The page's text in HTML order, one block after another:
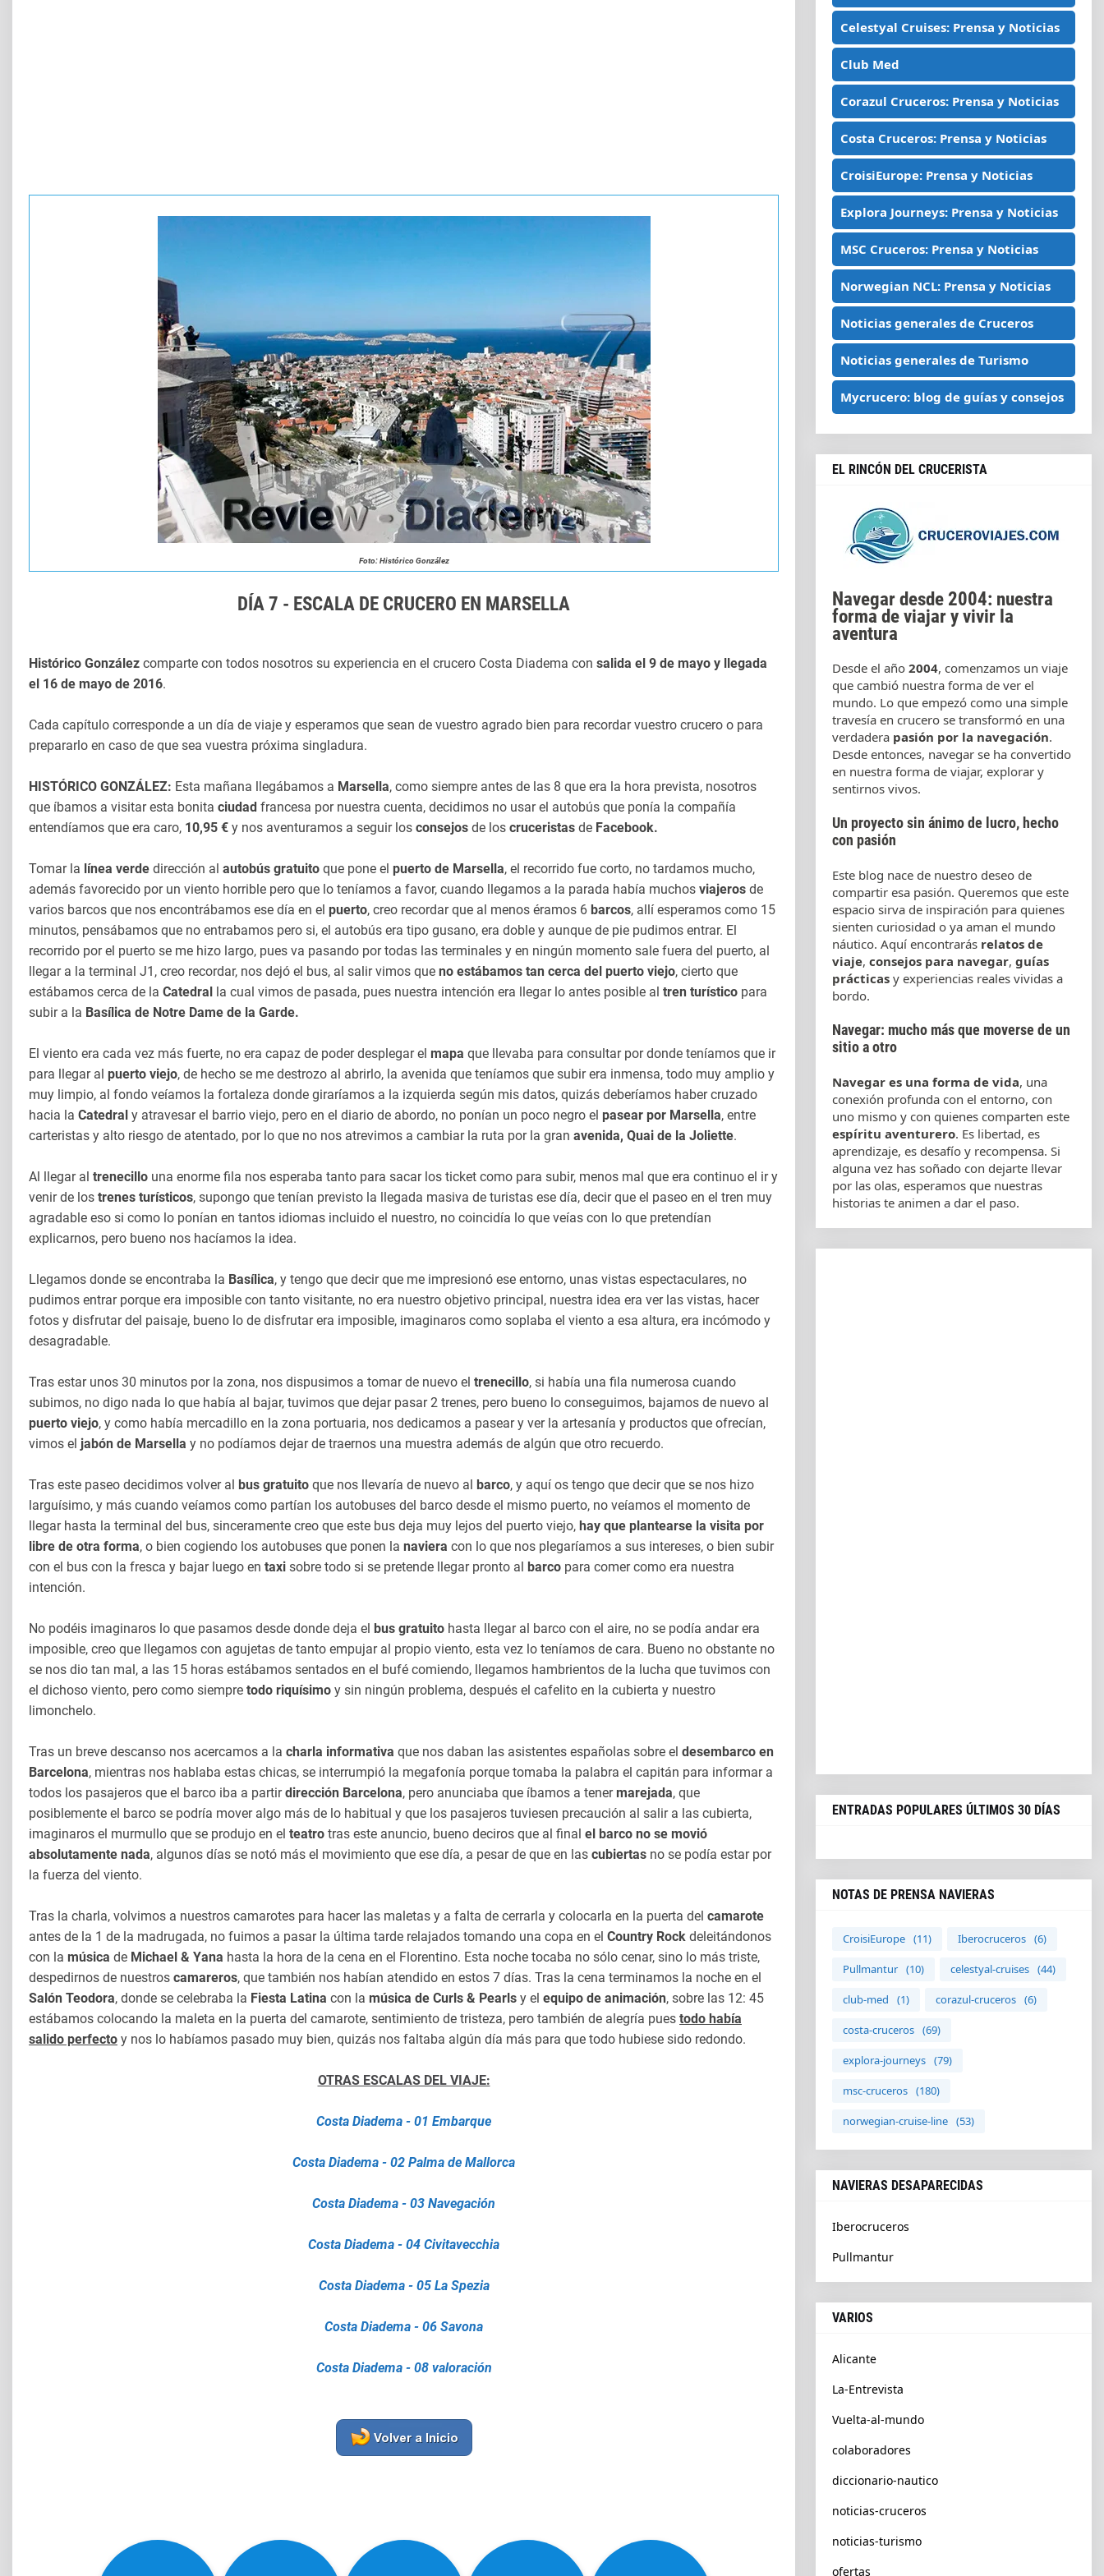
Foto: Histórico González
DÍA 7 - ESCALA DE CRUCERO EN MARSELLA
Histórico González comparte con todos nosotros su experiencia en el crucero Costa Diadema con salida el 9 de mayo y llegada
el 16 de mayo de 2016.
Cada capítulo corresponde a un día de viaje y esperamos que sean de vuestro agrado bien para recordar vuestro crucero o para
prepararlo en caso de que sea vuestra próxima singladura.
HISTÓRICO GONZÁLEZ: Esta mañana llegábamos a Marsella, como siempre antes de las 8 que era la hora prevista, nosotros
que íbamos a visitar esta bonita ciudad francesa por nuestra cuenta, decidimos no usar el autobús que ponía la compañía
entendíamos que era caro, 10,95 € y nos aventuramos a seguir los consejos de los cruceristas de Facebook.
Tomar la línea verde dirección al autobús gratuito que pone el puerto de Marsella, el recorrido fue corto, no tardamos mucho,
además favorecido por un viento horrible pero que lo teníamos a favor, cuando llegamos a la parada había muchos viajeros de
varios barcos que nos encontrábamos ese día en el puerto, creo recordar que al menos éramos 6 barcos, allí esperamos como 15
minutos, pensábamos que no entrabamos pero si, el autobús era tipo gusano, era doble y aunque de pie pudimos entrar. El
recorrido por el puerto se me hizo largo, pues va pasando por todas las terminales y en ningún momento sale fuera del puerto, al
llegar a la terminal J1, creo recordar, nos dejó el bus, al salir vimos que no estábamos tan cerca del puerto viejo, cierto que
estábamos cerca de la Catedral la cual vimos de pasada, pues nuestra intención era llegar lo antes posible al tren turístico para
subir a la Basílica de Notre Dame de la Garde.
El viento era cada vez más fuerte, no era capaz de poder desplegar el mapa que llevaba para consultar por donde teníamos que ir
para llegar al puerto viejo, de hecho se me destrozo al abrirlo, la avenida que teníamos que subir era inmensa, todo muy amplio y
muy limpio, al fondo veíamos la fortaleza donde giraríamos a la izquierda según mis datos, quizás deberíamos haber cruzado
hacia la Catedral y atravesar el barrio viejo, pero en el diario de abordo, no ponían un poco negro el pasear por Marsella, entre
carteristas y alto riesgo de atentado, por lo que no nos atrevimos a cambiar la ruta por la gran avenida, Quai de la Joliette.
Al llegar al trenecillo una enorme fila nos esperaba tanto para sacar los ticket como para subir, menos mal que era continuo el ir y
venir de los trenes turísticos, supongo que tenían previsto la llegada masiva de turistas ese día, decir que el paseo en el tren muy
agradable eso si como lo ponían en tantos idiomas incluido el nuestro, no coincidía lo que veías con lo que pretendían
explicarnos, pero bueno nos hacíamos la idea.
Llegamos donde se encontraba la Basílica, y tengo que decir que me impresionó ese entorno, unas vistas espectaculares, no
pudimos entrar porque era imposible con tanto visitante, no era nuestro objetivo principal, nuestra idea era ver las vistas, hacer
fotos y disfrutar del paisaje, bueno lo de disfrutar era imposible, imaginaros como soplaba el viento a esa altura, era incómodo y
desagradable.
Tras estar unos 30 minutos por la zona, nos dispusimos a tomar de nuevo el trenecillo, si había una fila numerosa cuando
subimos, no digo nada lo que había al bajar, tuvimos que dejar pasar 2 trenes, pero bueno lo conseguimos, bajamos de nuevo al
puerto viejo, y como había mercadillo en la zona portuaria, nos dedicamos a pasear y ver la artesanía y productos que ofrecían,
vimos el jabón de Marsella y no podíamos dejar de traernos una muestra además de algún que otro recuerdo.
Tras este paseo decidimos volver al bus gratuito que nos llevaría de nuevo al barco, y aquí os tengo que decir que se nos hizo
larguísimo, y más cuando veíamos como partían los autobuses del barco desde el mismo puerto, no veíamos el momento de
llegar hasta la terminal del bus, sinceramente creo que este bus deja muy lejos del puerto viejo, hay que plantearse la visita por
libre de otra forma, o bien cogiendo los autobuses que ponen la naviera con lo que nos plegaríamos a sus intereses, o bien subir
con el bus con la fresca y bajar luego en taxi sobre todo si se pretende llegar pronto al barco para comer como era nuestra
intención.
No podéis imaginaros lo que pasamos desde donde deja el bus gratuito hasta llegar al barco con el aire, no se podía andar era
imposible, creo que llegamos con agujetas de tanto empujar al propio viento, esta vez lo teníamos de cara. Bueno no obstante no
se nos dio tan mal, a las 15 horas estábamos sentados en el bufé comiendo, llegamos hambrientos de la lucha que tuvimos con
el dichoso viento, pero como siempre todo riquísimo y sin ningún problema, después el cafelito en la cubierta y nuestro
limonchelo.
Tras un breve descanso nos acercamos a la charla informativa que nos daban las asistentes españolas sobre el desembarco en
Barcelona, mientras nos hablaba estas chicas, se interrumpió la megafonía porque tomaba la palabra el capitán para informar a
todos los pasajeros que el barco iba a partirdirección Barcelona, pero anunciaba que íbamos a tenermarejada, que
posiblemente el barco se podría mover algo más de lo habitual y que los pasajeros tuviesen precaución al salir a las cubierta,
imaginaros el murmullo que se produjo en el teatro tras este anuncio, bueno deciros que al final el barco no se movió
absolutamente nada, algunos días se notó más el movimiento que ese día, a pesar de que en las cubiertas no se podía estar por
la fuerza del viento.
Tras la charla, volvimos a nuestros camarotes para hacer las maletas y a falta de cerrarla y colocarla en la puerta del camarote
antes de la 1 de la madrugada, no fuimos a pasar la última tarde relajados tomando una copa en el Country Rock deleitándonos
con la música de Michael & Yana hasta la hora de la cena en el Florentino. Esta noche tocaba no sólo cenar, sino lo más triste,
despedirnos de nuestros camareros, que también nos habían atendido en estos 7 días. Tras la cena terminamos la noche en el
Salón Teodora, donde se celebraba la Fiesta Latina con la música de Curls & Pearls y el equipo de animación, sobre las 12: 45
estábamos colocando la maleta en la puerta del camarote, sentimiento de tristeza, pero también de alegría pues todo había
salido perfecto y nos lo habíamos pasado muy bien, quizás nos faltaba algún día más para que todo hubiese sido redondo.
OTRAS ESCALAS DEL VIAJE:
Costa Diadema - 01 Embarque
Costa Diadema - 02 Palma de Mallorca
Costa Diadema - 03 Navegación
Costa Diadema - 04 Civitavecchia
Costa Diadema - 05 La Spezia
Costa Diadema - 06 Savona
Costa Diadema - 08 valoración
Celestyal Cruises: Prensa y Noticias
Club Med
Corazul Cruceros: Prensa y Noticias
Costa Cruceros: Prensa y Noticias
CroisiEurope: Prensa y Noticias
Explora Journeys: Prensa y Noticias
MSC Cruceros: Prensa y Noticias
Norwegian NCL: Prensa y Noticias
Noticias generales de Cruceros
Noticias generales de Turismo
Mycrucero: blog de guías y consejos
EL RINCÓN DEL CRUCERISTA
Navegar desde 2004: nuestra
forma de viajar y vivir la
aventura
Desde el año 2004, comenzamos un viaje
que cambió nuestra forma de ver el
mundo. Lo que empezó como una simple
travesía en crucero se transformó en una
verdadera pasión por la navegación.
Desde entonces, navegar se ha convertido
en nuestra forma de viajar, explorar y
sentirnos vivos.
Un proyecto sin ánimo de lucro, hecho
con pasión
Este blog nace de nuestro deseo de
compartir esa pasión. Queremos que este
espacio sirva de inspiración para quienes
sienten curiosidad o ya aman el mundo
náutico. Aquí encontrarás relatos de
viaje, consejos para navegar, guías
prácticas y experiencias reales vividas a
bordo.
Navegar: mucho más que moverse de un
sitio a otro
Navegar es una forma de vida, una
conexión profunda con el entorno, con
uno mismo y con quienes comparten este
espíritu aventurero. Es libertad, es
aprendizaje, es desafío y recompensa. Si
alguna vez has soñado con dejarte llevar
por las olas, esperamos que nuestras
historias te animen a dar el paso.
ENTRADAS POPULARES ÚLTIMOS 30 DÍAS
NOTAS DE PRENSA NAVIERAS
CroisiEurope (11) Iberocruceros (6)
Pullmantur (10) celestyal-cruises (44)
club-med (1) corazul-cruceros (6)
costa-cruceros (69)
explora-journeys (79)
msc-cruceros (180)
norwegian-cruise-line (53)
NAVIERAS DESAPARECIDAS
Iberocruceros
Pullmantur
VARIOS
Alicante
La-Entrevista
Vuelta-al-mundo
colaboradores
diccionario-nautico
noticias-cruceros
noticias-turismo
ofertas